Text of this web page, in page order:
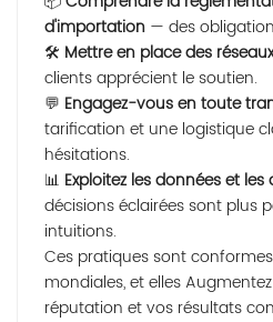
d'importation — des
🛠 Mettre en place des
clients apprécient le soutien.
💬 Engagez-vous en toute
tarification et une logistique
hésitations.
📊 Exploitez les données et les
décisions éclairées sont plus
intuitions.
Ces pratiques sont
mondiales, et elles
réputation et vos résultats